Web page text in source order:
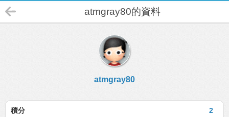
atmgray80的資料
atmgray80
2
積分